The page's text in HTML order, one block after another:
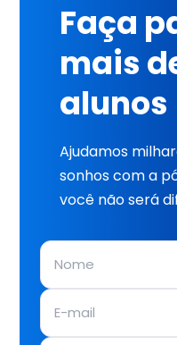
Faça
mais
alunos
Ajudamos
sonhos com a
você não será